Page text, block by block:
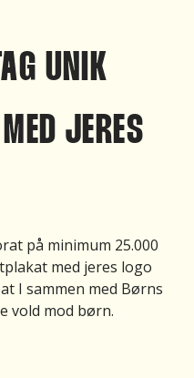
UNIK
JERES
på minimum 25.000
med jeres logo
I sammen med Børns
vold mod børn.